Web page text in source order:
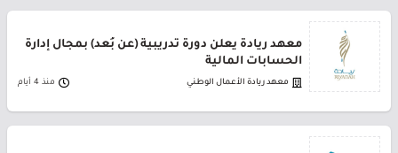
معهد ريادة يعلن دورة تدريبية (عن بُعد) بمجال إدارة
الحسابات المالية
معهد ريادة الأعمال الوطني منذ 4 أيام